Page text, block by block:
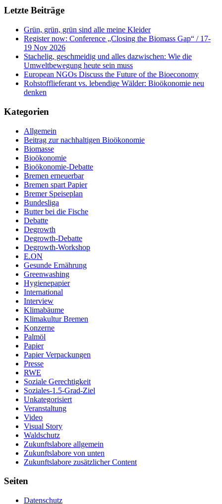
Letzte Beiträge
Grün, grün, grün sind alle meine Kleider
Register now: Conference „Closing the Biomass Gap“ / 17-
19 Nov 2026
Stachelig, geschmeidig und alles dazwischen: Wie die
Umweltbewegung heute sein muss
European NGOs Discuss the Future of the Bioeconomy
Rohstofflieferant vs. lebendige Wälder: Bioökonomie neu
denken
Kategorien
Allgemein
Beitrag zur nachhaltigen Bioökonomie
Biomasse
Bioökonomie
Bioökonomie-Debatte
Bremen erneuerbar
Bremen spart Papier
Bremer Speiseplan
Bundesliga
Butter bei die Fische
Debatte
Degrowth
Degrowth-Debatte
Degrowth-Workshop
E.ON
Gesunde Ernährung
Greenwashing
Hygienepapier
International
Interview
Klimabäume
Klimakultur Bremen
Konzerne
Palmöl
Papier
Papier Verpackungen
Presse
RWE
Soziale Gerechtigkeit
Soziales-1.5-Grad-Ziel
Unkategorisiert
Veranstaltung
Video
Visual Story
Waldschutz
Zukunftslabore allgemein
Zukunftslabore von unten
Zukunftslabore zusätzlicher Content
Seiten
Datenschutz